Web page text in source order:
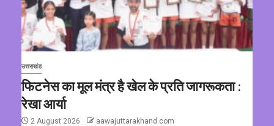
उत्तराखंड
फिटनेस का मूल मंत्र है खेल के प्रति जागरूकता :
रेखा आर्या
2 August 2026 aawajuttarakhand.com